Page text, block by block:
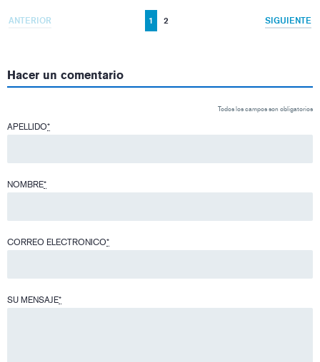
ANTERIOR 1 2 SIGUIENTE
Hacer un comentario
Todos los campos son obligatorios
APELLIDO*
NOMBRE*
CORREO ELECTRONICO*
SU MENSAJE*